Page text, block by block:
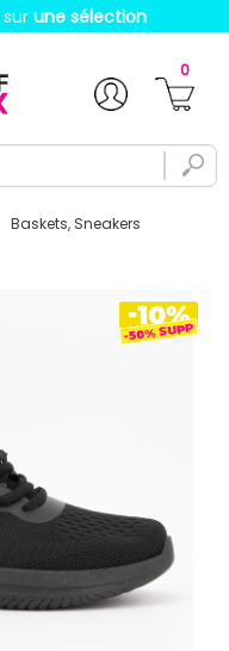
sur une sélection
0
Baskets, Sneakers